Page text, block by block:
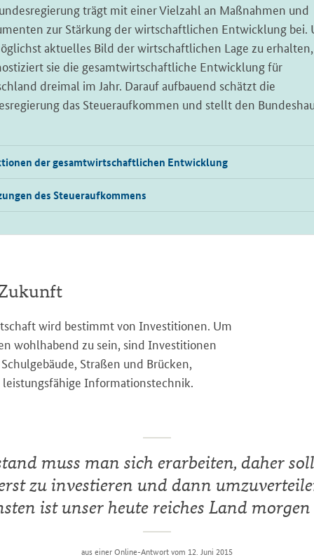
trägt mit einer Vielzahl an Maßnahmen und
zur Stärkung der wirtschaftlichen Entwicklung bei.
aktuelles Bild der wirtschaftlichen Lage zu erhalten,
sie die gesamtwirtschaftliche Entwicklung für
dreimal im Jahr. Darauf aufbauend schätzt die
das Steueraufkommen und stellt den
der gesamtwirtschaftlichen Entwicklung
des Steueraufkommens
wird bestimmt von Investitionen. Um
wohlhabend zu sein, sind Investitionen
Straßen und Brücken,
Informationstechnik.
muss man sich erarbeiten, daher
zu investieren und dann
ist unser heute reiches Land
aus einer Online-Antwort vom 12. Juni 2015